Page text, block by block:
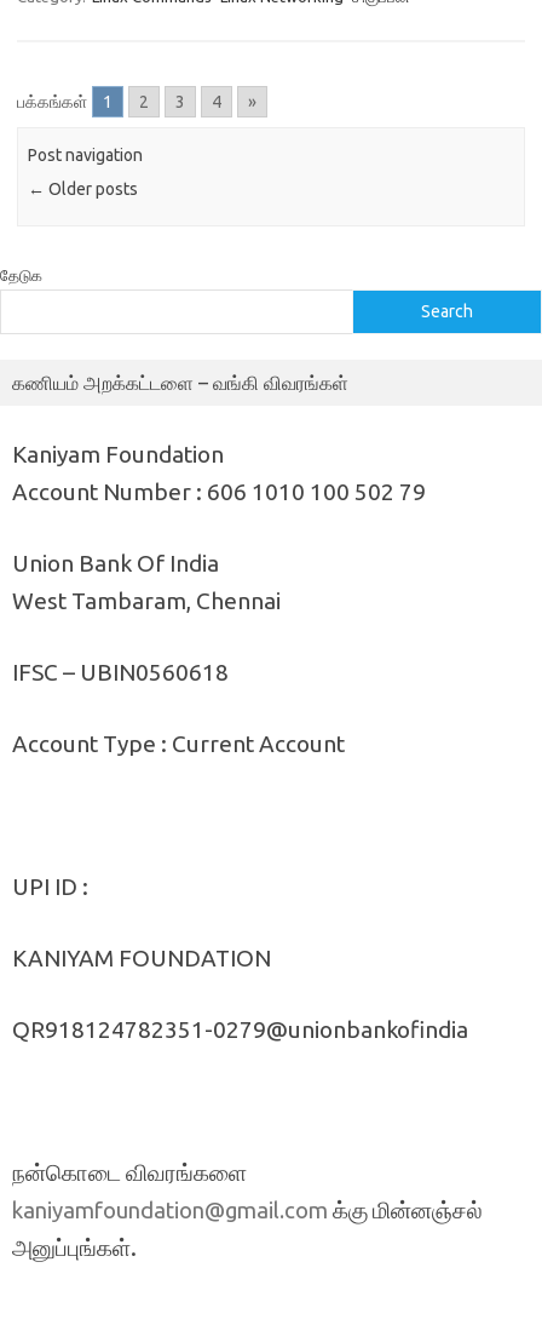
பக்கங்கள் 1 2 3 4 »
Post navigation
← Older posts
தேடுக
Search
கணியம் அறக்கட்டளை – வங்கி விவரங்கள்
Kaniyam Foundation
Account Number : 606 1010 100 502 79
Union Bank Of India
West Tambaram, Chennai
IFSC – UBIN0560618
Account Type : Current Account
UPI ID :
KANIYAM FOUNDATION
QR918124782351-0279@unionbankofindia
நன்கொடை விவரங்களை
kaniyamfoundation@gmail.com க்கு மின்னஞ்சல்
அனுப்புங்கள்.